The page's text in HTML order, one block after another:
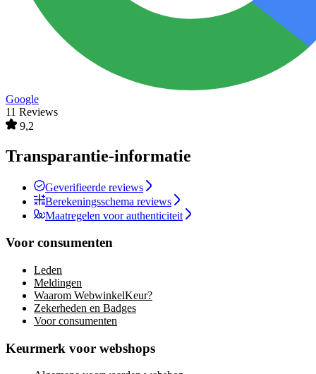
Google
11 Reviews
9,2
Transparantie-informatie
Geverifieerde reviews
Berekeningsschema reviews
Maatregelen voor authenticiteit
Voor consumenten
Leden
Meldingen
Waarom WebwinkelKeur?
Zekerheden en Badges
Voor consumenten
Keurmerk voor webshops